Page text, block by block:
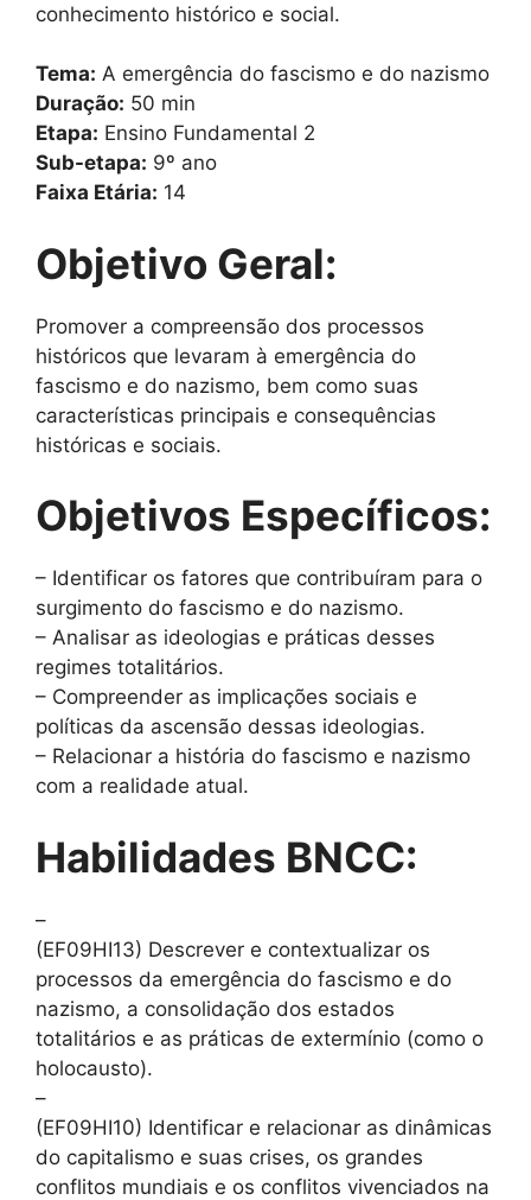
conhecimento histórico e social.
Tema: A emergência do fascismo e do nazismo
Duração: 50 min
Etapa: Ensino Fundamental 2
Sub-etapa: 9º ano
Faixa Etária: 14
Objetivo Geral:
Promover a compreensão dos processos
históricos que levaram à emergência do
fascismo e do nazismo, bem como suas
características principais e consequências
históricas e sociais.
Objetivos Específicos:
– Identificar os fatores que contribuíram para o
surgimento do fascismo e do nazismo.
– Analisar as ideologias e práticas desses
regimes totalitários.
– Compreender as implicações sociais e
políticas da ascensão dessas ideologias.
– Relacionar a história do fascismo e nazismo
com a realidade atual.
Habilidades BNCC:
–
(EF09HI13) Descrever e contextualizar os
processos da emergência do fascismo e do
nazismo, a consolidação dos estados
totalitários e as práticas de extermínio (como o
holocausto).
–
(EF09HI10) Identificar e relacionar as dinâmicas
do capitalismo e suas crises, os grandes
conflitos mundiais e os conflitos vivenciados na